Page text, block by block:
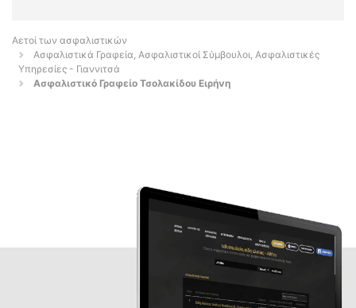
Αετοί των ασφαλιστικών
Ασφαλιστικά Γραφεία, Ασφαλιστικοί Σύμβουλοι, Ασφαλιστικές
Υπηρεσίες - Γιαννιτσά
Ασφαλιστικό Γραφείο Τσολακίδου Ειρήνη